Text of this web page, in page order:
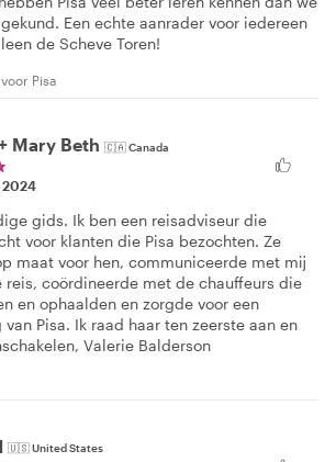
Een echte aanrader voor iedereen
de Scheve Toren!
Pisa
Mary Beth 🇨🇦Canada
2024
gids. Ik ben een reisadviseur die
voor klanten die Pisa bezochten. Ze
maat voor hen, communiceerde met mij
reis, coördineerde met de chauffeurs die
en ophaalden en zorgde voor een
Pisa. Ik raad haar ten zeerste aan en
Valerie Balderson
🇺🇸United States